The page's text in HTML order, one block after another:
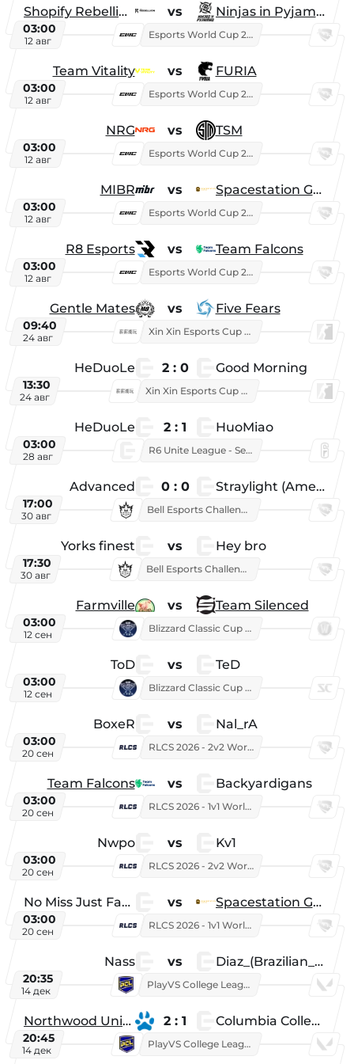
Shopify Rebellion vs Ninjas in Pyjamas
03:00
12 авг
Esports World Cup 2026
Team Vitality vs FURIA
03:00
12 авг
Esports World Cup 2026
NRG vs TSM
03:00
12 авг
Esports World Cup 2026
MIBR vs Spacestation Gaming
03:00
12 авг
Esports World Cup 2026
R8 Esports vs Team Falcons
03:00
12 авг
Esports World Cup 2026
Gentle Mates vs Five Fears
09:40
24 авг
Xin Xin Esports Cup 2025
HeDuoLe 2 : 0 Good Morning
13:30
24 авг
Xin Xin Esports Cup 2026
HeDuoLe 2 : 1 HuoMiao
03:00
28 авг
R6 Unite League - Season 1
Advanced 0 : 0 Straylight (American team)
17:00
30 авг
Bell Esports Challenge 2026
Yorks finest vs Hey bro
17:30
30 авг
Bell Esports Challenge 2026
Farmville vs Team Silenced
03:00
12 сен
Blizzard Classic Cup 2026
ToD vs TeD
03:00
12 сен
Blizzard Classic Cup 2026
BoxeR vs Nal_rA
03:00
20 сен
RLCS 2026 - 2v2 World Championship
Team Falcons vs Backyardigans
03:00
20 сен
RLCS 2026 - 1v1 World Championship
Nwpo vs Kv1
03:00
20 сен
RLCS 2026 - 2v2 World Championship
No Miss Just Fake vs Spacestation Gaming
03:00
20 сен
RLCS 2026 - 1v1 World Championship
Nass vs Diaz_(Brazilian_Player)
20:35
14 дек
PlayVS College League 2025: Fall
Northwood University 2 : 1 Columbia College
20:45
14 дек
PlayVS College League 2025: Fall